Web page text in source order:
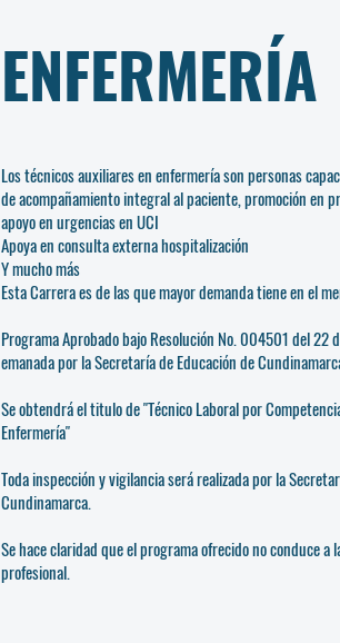
ENFERMERÍA
Los técnicos auxiliares en enfermería son personas
de acompañamiento integral al paciente, promoción en
apoyo en urgencias en UCI
Apoya en consulta externa hospitalización
Y mucho más
Esta Carrera es de las que mayor demanda tiene en el
Programa Aprobado bajo Resolución No. 004501 del 22
emanada por la Secretaría de Educación de
Se obtendrá el titulo de "Técnico Laboral por
Enfermería"
Toda inspección y vigilancia será realizada por la
Cundinamarca.
Se hace claridad que el programa ofrecido no conduce
profesional.